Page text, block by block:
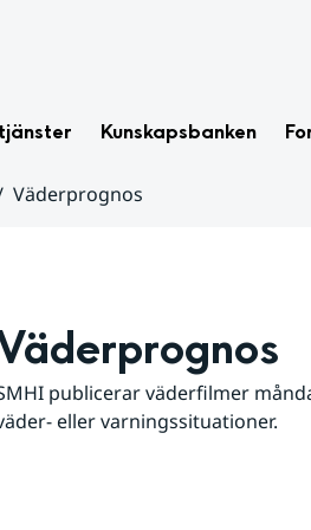
Kunskapsbanken
Väderprognos
publicerar väderfilmer
eller varningssituationer.